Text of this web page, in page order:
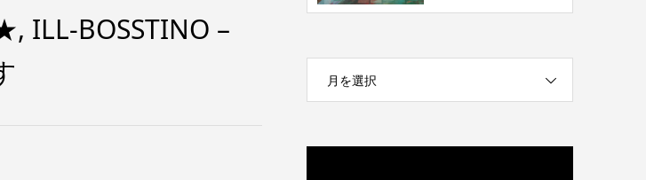
ILL-BOSSTINO –
月を選択